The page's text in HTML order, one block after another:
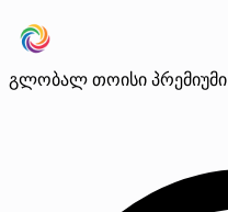
გლობალ თოისი პრემიუმი